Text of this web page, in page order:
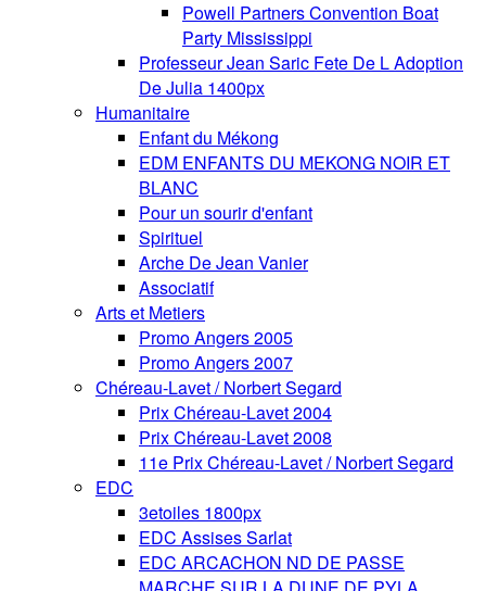
Powell Partners Convention Boat
Party Mississippi
Professeur Jean Saric Fete De L Adoption
De Julia 1400px
Humanitaire
Enfant du Mékong
EDM ENFANTS DU MEKONG NOIR ET
BLANC
Pour un sourir d'enfant
Spirituel
Arche De Jean Vanier
Associatif
Arts et Metiers
Promo Angers 2005
Promo Angers 2007
Chéreau-Lavet / Norbert Segard
Prix Chéreau-Lavet 2004
Prix Chéreau-Lavet 2008
11e Prix Chéreau-Lavet / Norbert Segard
EDC
3etoiles 1800px
EDC Assises Sarlat
EDC ARCACHON ND DE PASSE